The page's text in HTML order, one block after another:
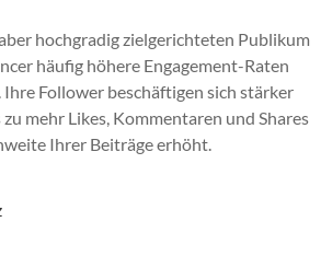
hochgradig zielgerichteten Publikum
häufig höhere Engagement-Raten
Follower beschäftigen sich stärker
mehr Likes, Kommentaren und Shares
Ihrer Beiträge erhöht.